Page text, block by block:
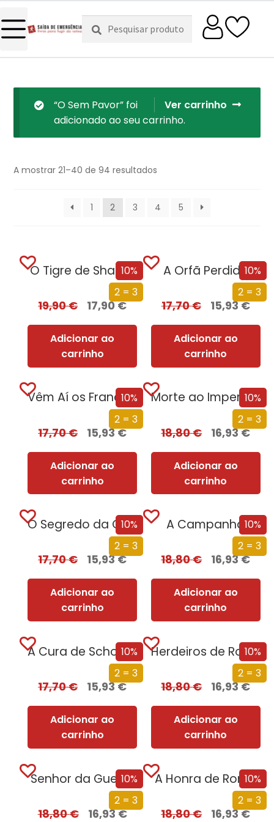
Pesquisar
por:
Pesquisa
Ver carrinho
“O Sem Pavor” foi
adicionado ao seu carrinho.
A mostrar 21–40 de 94 resultados
1 2 3 4 5
10%
2 = 3
O Tigre de Sharpe
19,90€ 17,90€
Adicionar ao
carrinho
10%
2 = 3
A Orfã Perdida
17,70€ 15,93€
Adicionar ao
carrinho
10%
2 = 3
Vêm Aí os Franceses
17,70€ 15,93€
Adicionar ao
carrinho
10%
2 = 3
Morte ao Imperador
18,80€ 16,93€
Adicionar ao
carrinho
10%
2 = 3
O Segredo da Ordem de Cristo
17,70€ 15,93€
Adicionar ao
carrinho
10%
2 = 3
A Campanha
18,80€ 16,93€
Adicionar ao
carrinho
10%
2 = 3
A Cura de Schopenhauer [Nova Edição]
17,70€ 15,93€
Adicionar ao
carrinho
10%
2 = 3
Herdeiros de Roma
18,80€ 16,93€
Adicionar ao
carrinho
10%
2 = 3
Senhor da Guerra
18,80€ 16,93€
10%
2 = 3
A Honra de Roma
18,80€ 16,93€